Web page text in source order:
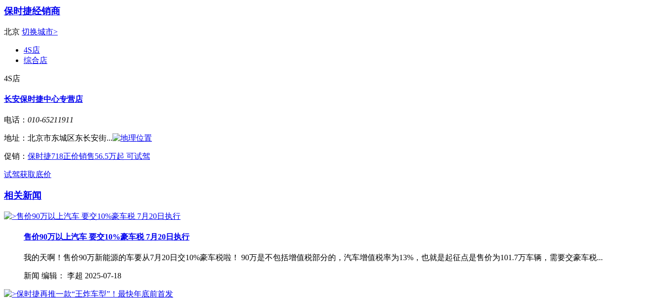
保时捷经销商
北京 切换城市>
4S店
综合店
4S店
长安保时捷中心专营店
电话： 010-65211911
地址： 北京市东城区东长安街...
促销： 保时捷718正价销售56.5万起 可试驾
试驾获取底价
相关新闻
售价90万以上汽车 要交10%豪车税 7月20日执行
我的天啊！售价90万新能源的车要从7月20日交10%豪车税啦！ 90万是不包括增值税部分的，汽车增值税率为13%，也就是起征点是售价为101.7万车辆，需要交豪车税...
新闻 编辑： 李超 2025-07-18